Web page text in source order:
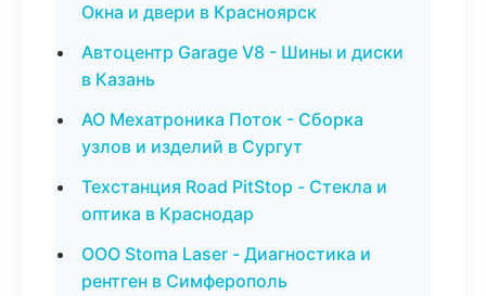
Окна и двери в Красноярск
Автоцентр Garage V8 - Шины и диски
в Казань
АО Мехатроника Поток - Сборка
узлов и изделий в Сургут
Техстанция Road PitStop - Стекла и
оптика в Краснодар
ООО Stoma Laser - Диагностика и
рентген в Симферополь